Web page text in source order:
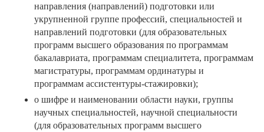
направления (направлений) подготовки или
укрупненной группе профессий, специальностей и
направлений подготовки (для образовательных
программ высшего образования по программам
бакалавриата, программам специалитета, программам
магистратуры, программам ординатуры и
программам ассистентуры-стажировки);
о шифре и наименовании области науки, группы
научных специальностей, научной специальности
(для образовательных программ высшего